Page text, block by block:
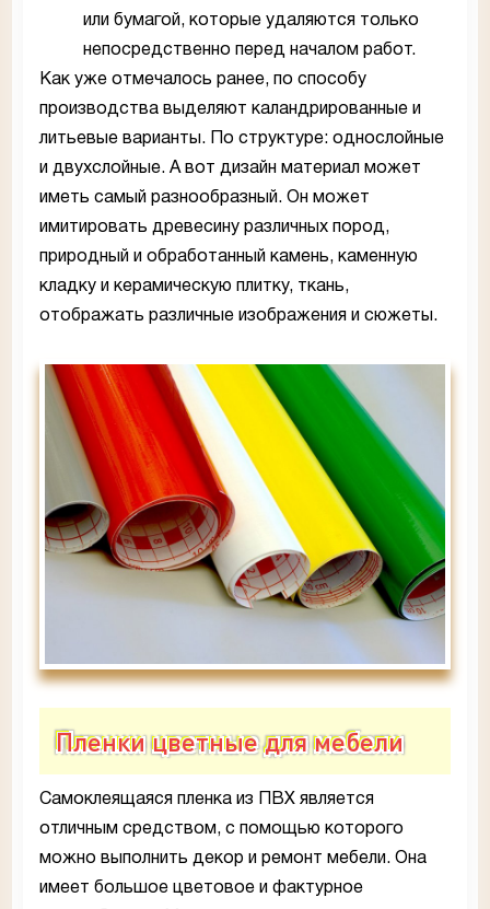
или бумагой, которые удаляются только
непосредственно перед началом работ.
Как уже отмечалось ранее, по способу
производства выделяют каландрированные и
литьевые варианты. По структуре: однослойные
и двухслойные. А вот дизайн материал может
иметь самый разнообразный. Он может
имитировать древесину различных пород,
природный и обработанный камень, каменную
кладку и керамическую плитку, ткань,
отображать различные изображения и сюжеты.
Пленки цветные для мебели
Самоклеящаяся пленка из ПВХ является
отличным средством, с помощью которого
можно выполнить декор и ремонт мебели. Она
имеет большое цветовое и фактурное